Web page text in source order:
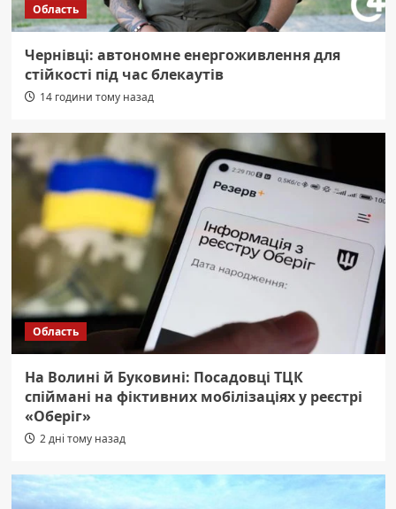
Область
Чернівці: автономне енергоживлення для
стійкості під час блекаутів
14 години тому назад
Область
На Волині й Буковині: Посадовці ТЦК
спіймані на фіктивних мобілізаціях у реєстрі
«Оберіг»
2 дні тому назад